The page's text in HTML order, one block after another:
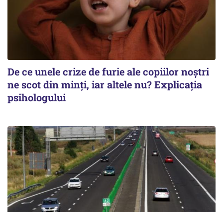
De ce unele crize de furie ale copiilor noștri
ne scot din minți, iar altele nu? Explicația
psihologului